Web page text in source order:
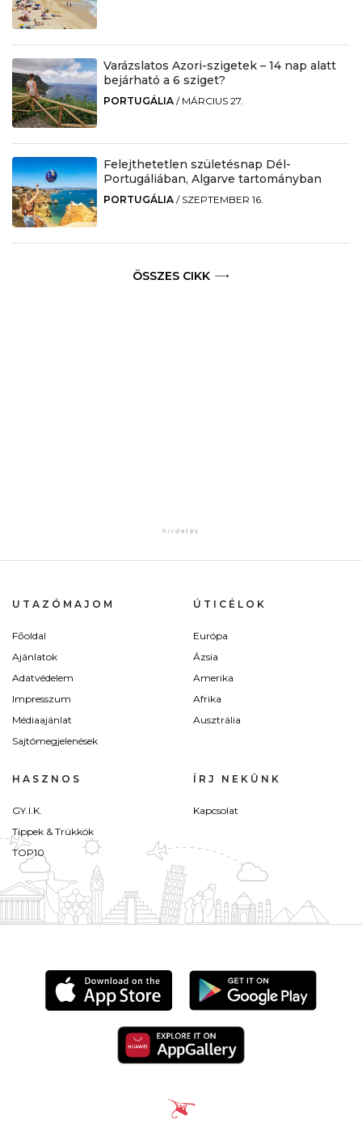
Varázslatos Azori-szigetek – 14 nap alatt
bejárható a 6 sziget?
PORTUGÁLIA / MÁRCIUS 27.
Felejthetetlen születésnap Dél-
Portugáliában, Algarve tartományban
PORTUGÁLIA / SZEPTEMBER 16.
ÖSSZES CIKK
UTAZÓMAJOM
Főoldal
Ajánlatok
Adatvédelem
Impresszum
Médiaajánlat
Sajtómegjelenések
ÚTICÉLOK
Európa
Ázsia
Amerika
Afrika
Ausztrália
HASZNOS
GY.I.K.
Tippek & Trükkök
TOP10
ÍRJ NEKÜNK
Kapcsolat